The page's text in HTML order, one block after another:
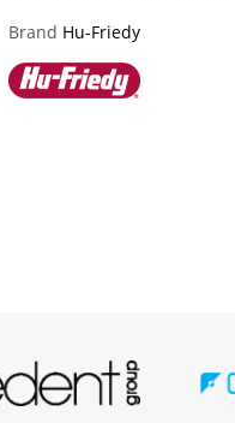
Brand Hu-Friedy